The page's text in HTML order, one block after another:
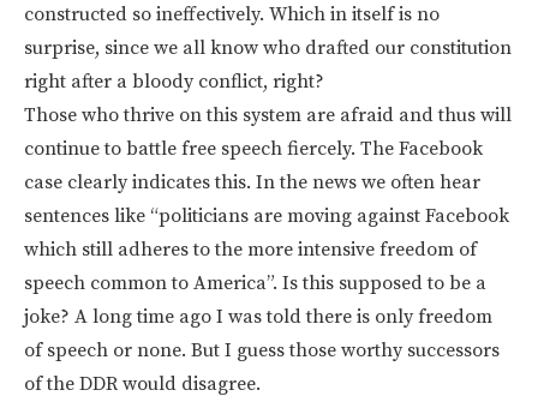
constructed so ineffectively. Which in itself is no
surprise, since we all know who drafted our constitution
right after a bloody conflict, right?
Those who thrive on this system are afraid and thus will
continue to battle free speech fiercely. The Facebook
case clearly indicates this. In the news we often hear
sentences like “politicians are moving against Facebook
which still adheres to the more intensive freedom of
speech common to America”. Is this supposed to be a
joke? A long time ago I was told there is only freedom
of speech or none. But I guess those worthy successors
of the DDR would disagree.